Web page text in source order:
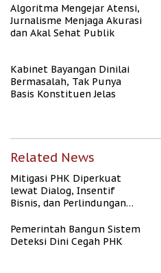
Algoritma Mengejar Atensi,
Jurnalisme Menjaga Akurasi
dan Akal Sehat Publik
Kabinet Bayangan Dinilai
Bermasalah, Tak Punya
Basis Konstituen Jelas
Related News
Mitigasi PHK Diperkuat
lewat Dialog, Insentif
Bisnis, dan Perlindungan
Pemerintah Bangun Sistem
Deteksi Dini Cegah PHK